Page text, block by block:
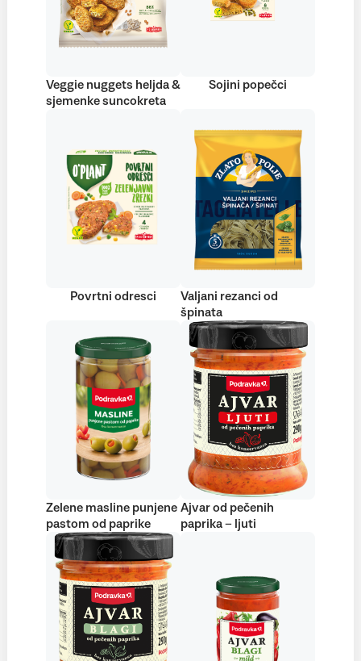
Veggie nuggets heljda &
sjemenke suncokreta
Sojini popečci
Povrtni odresci
Valjani rezanci od
špinata
Zelene masline punjene
pastom od paprike
Ajvar od pečenih
paprika – ljuti